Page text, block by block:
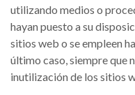
utilizando medios o
hayan puesto a su
sitios web o se empleen
último caso, siempre que
inutilización de los sitios